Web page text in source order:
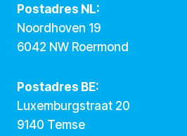
Postadres NL:
Noordhoven 19
6042 NW Roermond
Postadres BE:
Luxemburgstraat 20
9140 Temse